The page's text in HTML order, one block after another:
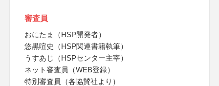
審査員
おにたま（HSP開発者）
悠黒喧史（HSP関連書籍執筆）
うすあじ（HSPセンター主宰）
ネット審査員（WEB登録）
特別審査員（各協賛社より）